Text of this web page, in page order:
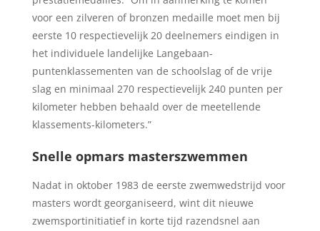
voor een zilveren of bronzen medaille moet men bij
eerste 10 respectievelijk 20 deelnemers eindigen in
het individuele landelijke Langebaan-
puntenklassementen van de schoolslag of de vrije
slag en minimaal 270 respectievelijk 240 punten per
kilometer hebben behaald over de meetellende
klassements-kilometers.”
Snelle opmars masterszwemmen
Nadat in oktober 1983 de eerste zwemwedstrijd voor
masters wordt georganiseerd, wint dit nieuwe
zwemsportinitiatief in korte tijd razendsnel aan